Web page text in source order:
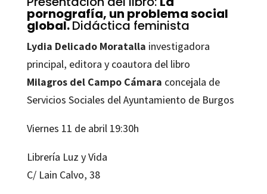
pornografía, un problema social
global.Didáctica feminista
Lydia Delicado Moratalla investigadora
principal, editora y coautora del libro
Milagros del Campo Cámara concejala de
Servicios Sociales del Ayuntamiento de Burgos
Viernes 11 de abril 19:30h
Librería Luz y Vida
C/ Lain Calvo, 38